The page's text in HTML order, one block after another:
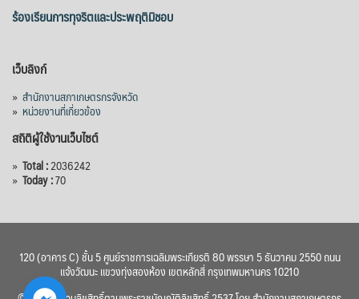
ชลประทานกว่า 87,700 ไร่ เพิ่ม
View on Facebook
ร้องเรียนการทุจริตและประพฤติมิชอบ
เว็บลิงก์
» สำนักงานสภาเกษตรกรจังหวัด
» หน่วยงานที่เกี่ยวข้อง
สถิติผู้ใช้งานเว็บไซต์
» Total :2036242
» Today :70
120 (อาคาร C) ชั้น 5 ศูนย์ราชการเฉลิมพระเกียรติ 80 พรรษา 5 ธันวาคม 2550 ถนน
แจ้งวัฒนะ แขวงทุ่งสองห้อง เขตหลักสี่ กรุงเทพมหานคร 10210